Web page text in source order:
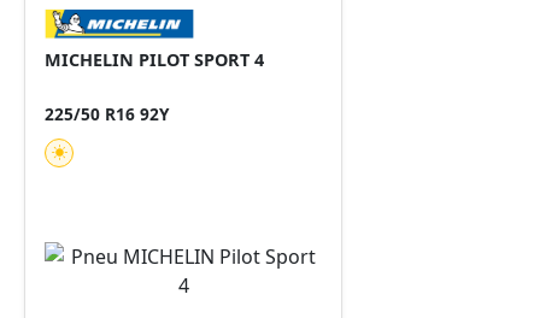
MICHELIN PILOT SPORT 4
225/50 R16 92Y